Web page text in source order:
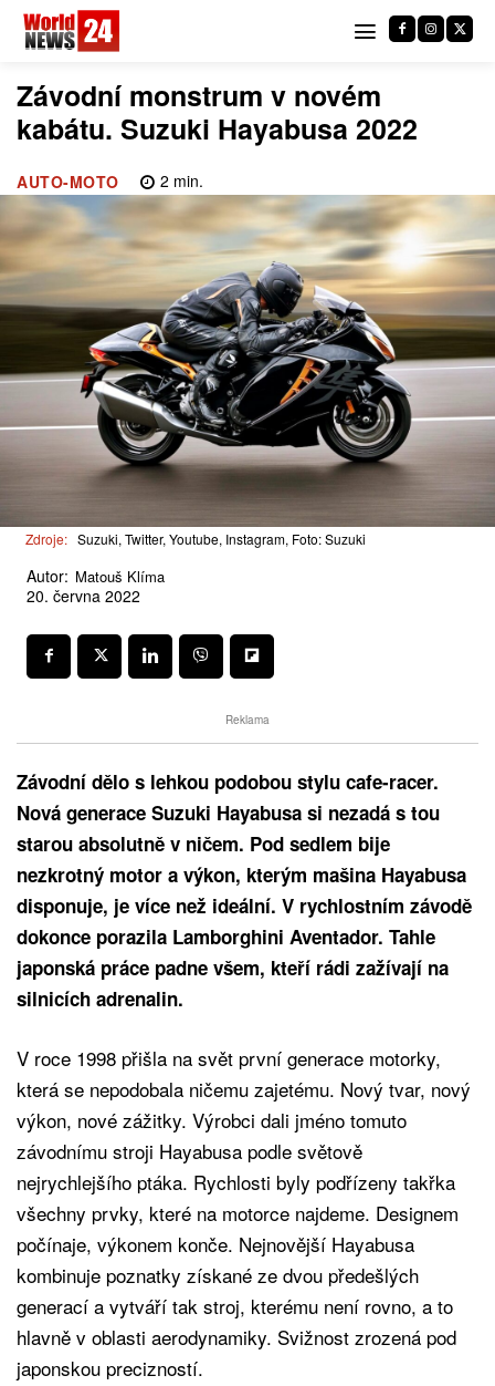
Závodní monstrum v novém
kabátu. Suzuki Hayabusa 2022
AUTO-MOTO 2 min.
Zdroje: Suzuki, Twitter, Youtube, Instagram, Foto: Suzuki
Autor: Matouš Klíma
20. června 2022
Reklama
Závodní dělo s lehkou podobou stylu cafe-racer.
Nová generace Suzuki Hayabusa si nezadá s tou
starou absolutně v ničem. Pod sedlem bije
nezkrotný motor a výkon, kterým mašina Hayabusa
disponuje, je více než ideální. V rychlostním závodě
dokonce porazila Lamborghini Aventador. Tahle
japonská práce padne všem, kteří rádi zažívají na
silnicích adrenalin.
V roce 1998 přišla na svět první generace motorky,
která se nepodobala ničemu zajetému. Nový tvar, nový
výkon, nové zážitky. Výrobci dali jméno tomuto
závodnímu stroji Hayabusa podle světově
nejrychlejšího ptáka. Rychlosti byly podřízeny takřka
všechny prvky, které na motorce najdeme. Designem
počínaje, výkonem konče. Nejnovější Hayabusa
kombinuje poznatky získané ze dvou předešlých
generací a vytváří tak stroj, kterému není rovno, a to
hlavně v oblasti aerodynamiky. Svižnost zrozená pod
japonskou precizností.